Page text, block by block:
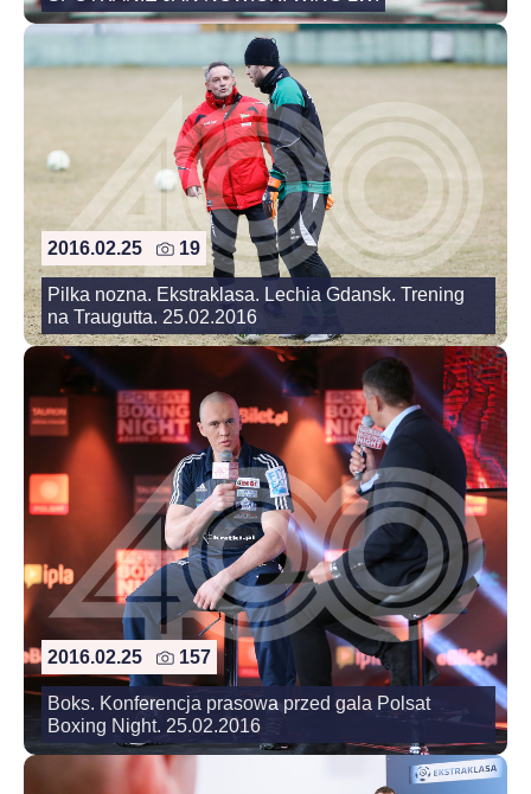
2016.02.25 19
Pilka nozna. Ekstraklasa. Lechia Gdansk. Trening
na Traugutta. 25.02.2016
2016.02.25 157
Boks. Konferencja prasowa przed gala Polsat
Boxing Night. 25.02.2016